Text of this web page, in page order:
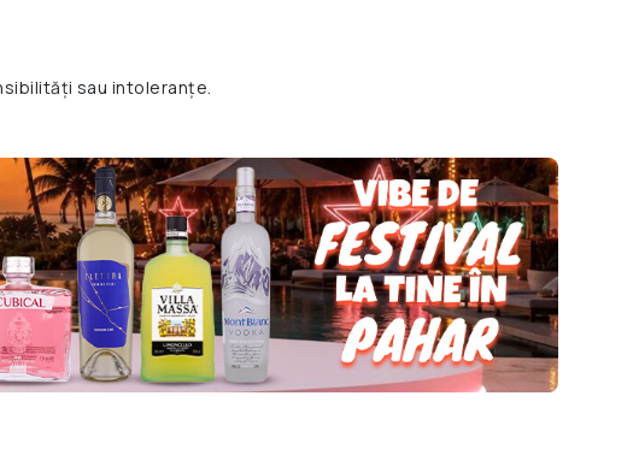
sau intoleranțe.